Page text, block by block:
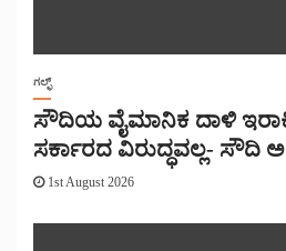
ಗಲ್ಫ್
ಸೌದಿಯ ವೈಮಾನಿಕ ದಾಳಿ
ಸರ್ಕಾರದ ವಿರುದ್ಧವಲ್ಲ- ಸೌದಿ
1st August 2026